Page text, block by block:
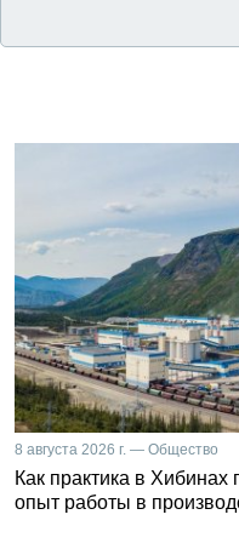
8 августа 2026 г. — Общество
Как практика в Хибинах
опыт работы в